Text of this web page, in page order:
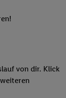
von dir. Klick